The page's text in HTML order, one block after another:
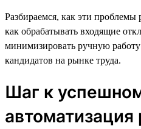
Разбираемся, как эти проблемы
как обрабатывать входящие
минимизировать ручную
кандидатов на рынке труда.
Шаг к
автоматизация